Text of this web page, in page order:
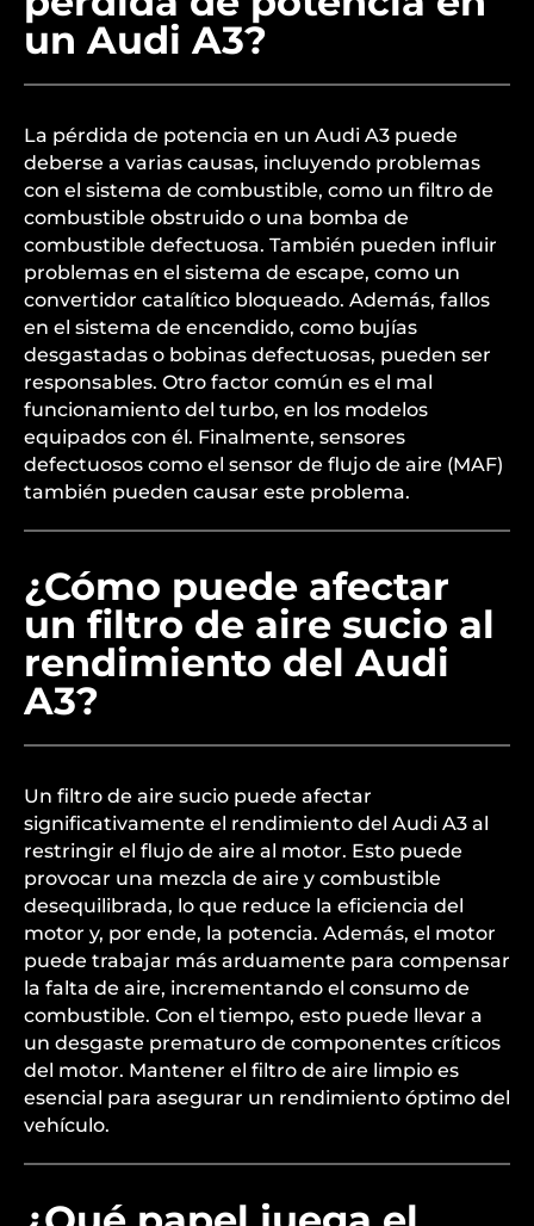
¿Qué causas comunes
pérdida de potencia en
un Audi A3?
La pérdida de potencia en un Audi A3 puede
deberse a varias causas, incluyendo problemas
con el sistema de combustible, como un filtro de
combustible obstruido o una bomba de
combustible defectuosa. También pueden influir
problemas en el sistema de escape, como un
convertidor catalítico bloqueado. Además, fallos
en el sistema de encendido, como bujías
desgastadas o bobinas defectuosas, pueden ser
responsables. Otro factor común es el mal
equipados con él. Finalmente, sensores
defectuosos como el sensor de flujo de aire (MAF)
también pueden causar este problema.
¿Cómo puede afectar
rendimiento del Audi
A3?
Un filtro de aire sucio puede afectar
significativamente el rendimiento del Audi A3 al
restringir el flujo de aire al motor. Esto puede
provocar una mezcla de aire y combustible
desequilibrada, lo que reduce la eficiencia del
motor y, por ende, la potencia. Además, el motor
puede trabajar más arduamente para compensar
la falta de aire, incrementando el consumo de
combustible. Con el tiempo, esto puede llevar a
del motor. Mantener el filtro de aire limpio es